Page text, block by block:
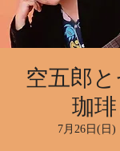
空五郎
珈
7月26日(日)